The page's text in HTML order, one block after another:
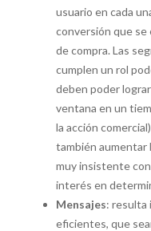
usuario en cada
conversión que se
de compra. Las
cumplen un rol
deben poder
ventana en un
la acción
también aumentar
muy insistente
interés en
Mensajes: resulta
eficientes, que